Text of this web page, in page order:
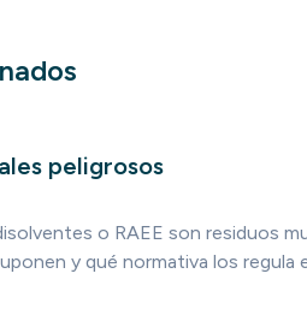
peligrosos
o RAEE son residuos
y qué normativa los regula